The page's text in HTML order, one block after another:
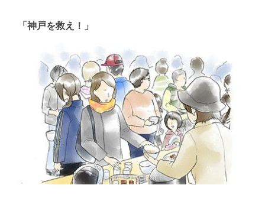
「神戸を救え！」